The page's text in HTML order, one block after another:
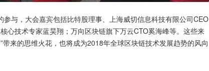
与，大会嘉宾包括比特股理事、上海威切信息科技有限公司CEO
心技术专家蓝昊翔；万向区块链旗下万云CTO奚海峰等。这些来
来的思维火花，也将成为2018年全球区块链技术发展趋势的风向